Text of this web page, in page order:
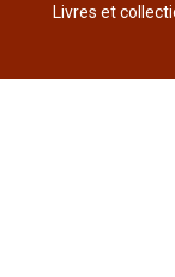
Livres et